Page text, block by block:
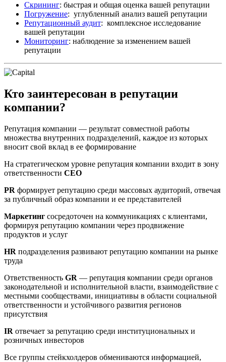
Скрининг: быстрая и общая оценка вашей репутации
Погружение: углубленный анализ вашей репутации
Репутационный аудит: комплексное исследование
вашей репутации
Мониторинг: наблюдение за изменением вашей
репутации
Кто заинтересован в репутации
компании?
Репутация компании — результат совместной работы
множества внутренних подразделений, каждое из которых
вносит свой вклад в ее формирование
На стратегическом уровне репутация компании входит в зону
ответственности CEO
PR формирует репутацию среди массовых аудиторий, отвечая
за публичный образ компании и ее представителей
Маркетинг сосредоточен на коммуникациях с клиентами,
формируя репутацию компании через продвижение
продуктов и услуг
HR подразделения развивают репутацию компании на рынке
труда
Ответственность GR — репутация компании среди органов
законодательной и исполнительной власти, взаимодействие с
местными сообществами, инициативы в области социальной
ответственности и устойчивого развития регионов
присутствия
IR отвечает за репутацию среди институциональных и
розничных инвесторов
Все группы стейкхолдеров обмениваются информацией,